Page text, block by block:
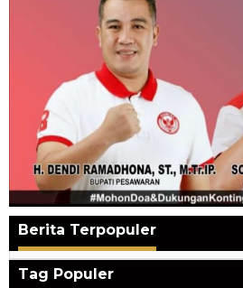
Berita Terpopuler
Tag Populer